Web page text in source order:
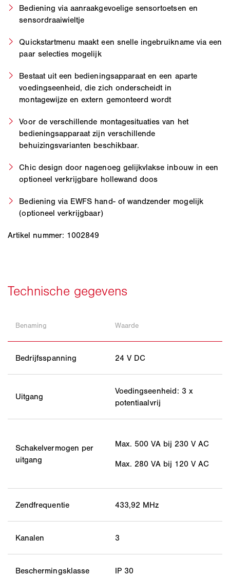
Bediening via aanraakgevoelige sensortoetsen en
sensordraaiwieltje
Quickstartmenu maakt een snelle ingebruikname via een
paar selecties mogelijk
Bestaat uit een bedieningsapparaat en een aparte
voedingseenheid, die zich onderscheidt in
montagewijze en extern gemonteerd wordt
Voor de verschillende montagesituaties van het
bedieningsapparaat zijn verschillende
behuizingsvarianten beschikbaar.
Chic design door nagenoeg gelijkvlakse inbouw in een
optioneel verkrijgbare hollewand doos
Bediening via EWFS hand- of wandzender mogelijk
(optioneel verkrijgbaar)
Artikel nummer: 1002849
Benaming Waarde
Bedrijfsspanning 24 V DC
Uitgang
Voedingseenheid: 3 x
potentiaalvrij
Schakelvermogen per
uitgang
Max. 500 VA bij 230 V AC
Max. 280 VA bij 120 V AC
Zendfrequentie 433,92 MHz
Kanalen 3
Beschermingsklasse IP 30